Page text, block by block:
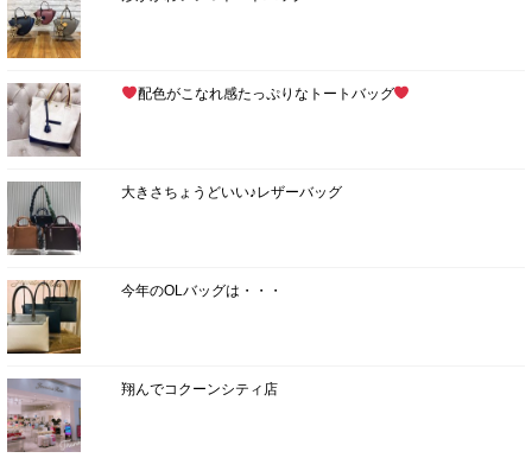
配色がこなれ感たっぷりなトートバッグ
大きさちょうどいい♪レザーバッグ
今年のOLバッグは・・・
翔んでコクーンシティ店